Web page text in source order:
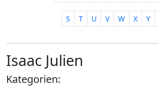
S T U V W X Y
Isaac Julien
Kategorien: